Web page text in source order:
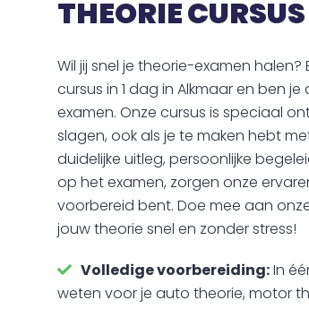
THEORIE
Wil jij snel je theorie-examen
cursus in 1 dag in Alkmaar en ben
examen. Onze cursus is speciaal
slagen, ook als je te maken hebt
duidelijke uitleg, persoonlijke
op het examen, zorgen onze
voorbereid bent. Doe mee aan
jouw theorie snel en zonder stress!
Volledige voorbereiding:In
weten voor je auto theorie, motor